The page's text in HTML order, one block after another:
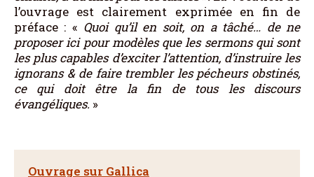
l’ouvrage est clairement exprimée en fin de
préface : « Quoi qu’il en soit, on a tâché… de ne
proposer ici pour modèles que les sermons qui sont
les plus capables d’exciter l’attention, d’instruire les
ignorans & de faire trembler les pécheurs obstinés,
ce qui doit être la fin de tous les discours
évangéliques. »
Ouvrage sur Gallica